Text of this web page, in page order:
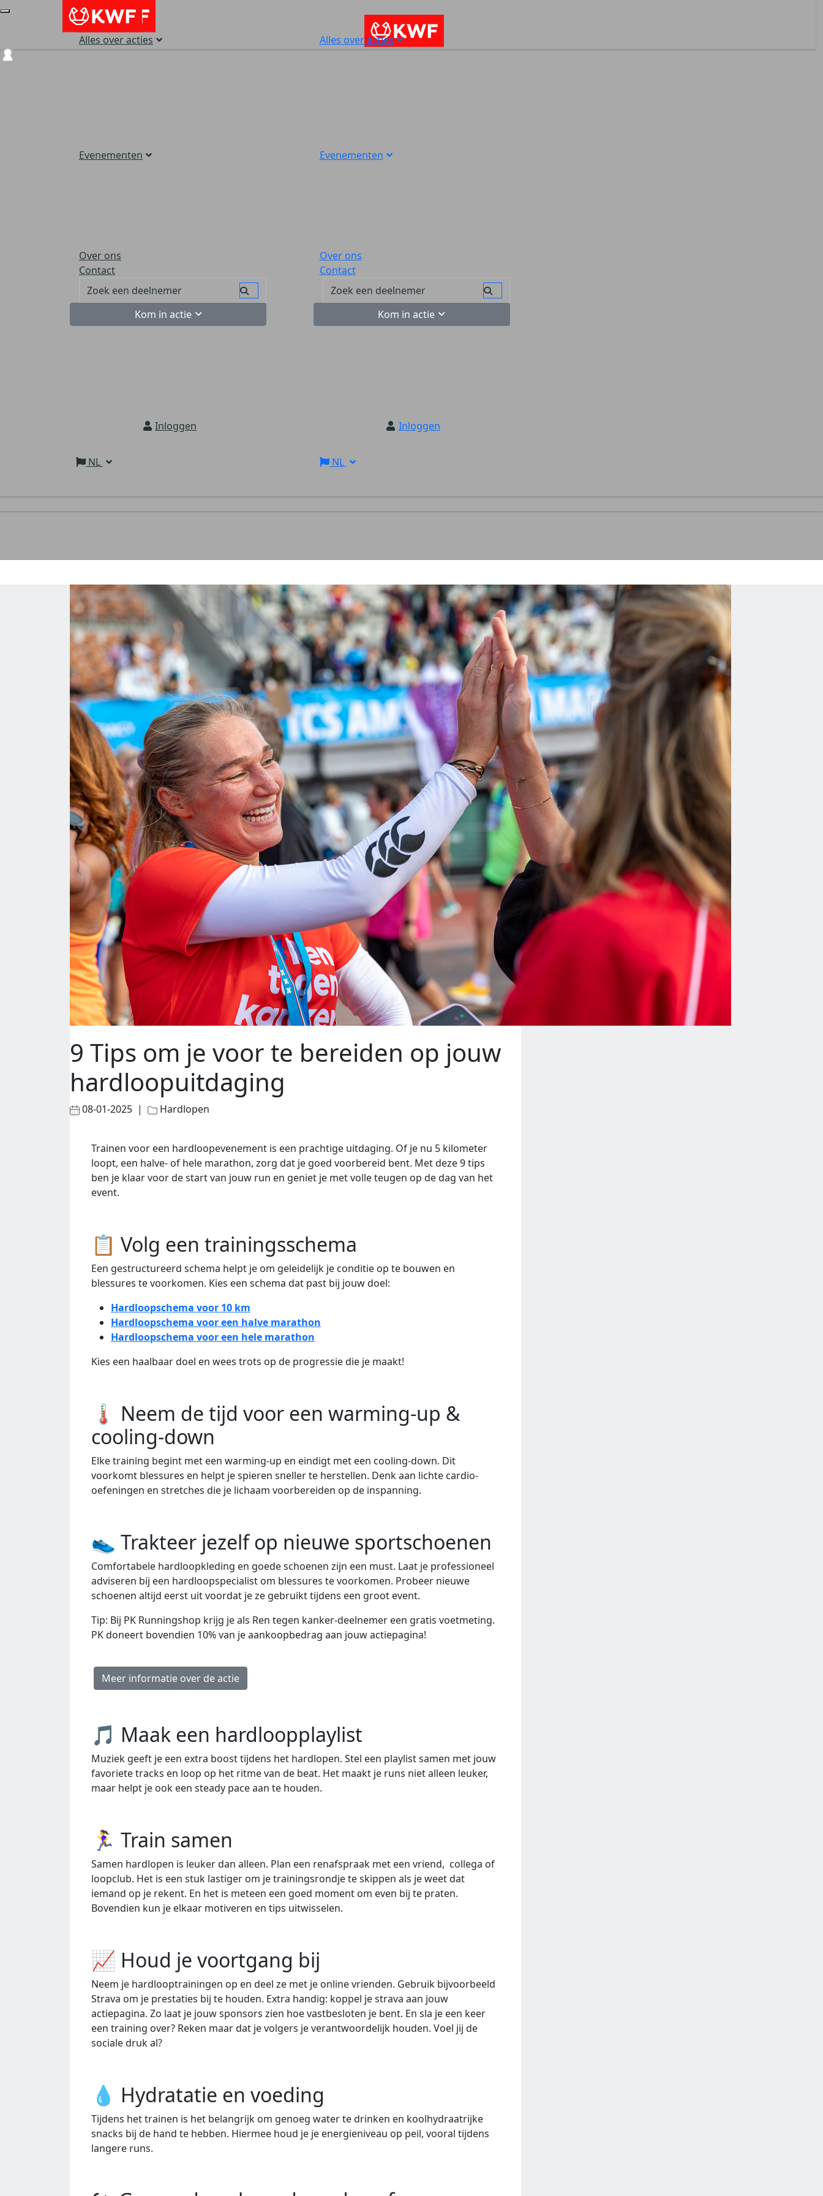
Alles over acties
Evenementen
Over ons
Contact
Kom in actie
Inloggen
NL
Alles over acties
Evenementen
Over ons
Contact
Kom in actie
Inloggen
NL
9 Tips om je voor te bereiden op jouw
hardloopuitdaging
08-01-2025 | Hardlopen
Trainen voor een hardloopevenement is een prachtige uitdaging. Of je nu 5 kilometer
loopt, een halve- of hele marathon, zorg dat je goed voorbereid bent. Met deze 9 tips
ben je klaar voor de start van jouw run en geniet je met volle teugen op de dag van het
event.
📋 Volg een trainingsschema
Een gestructureerd schema helpt je om geleidelijk je conditie op te bouwen en
blessures te voorkomen. Kies een schema dat past bij jouw doel:
Hardloopschema voor 10 km
Hardloopschema voor een halve marathon
Hardloopschema voor een hele marathon
Kies een haalbaar doel en wees trots op de progressie die je maakt!
🌡️ Neem de tijd voor een warming-up &
cooling-down
Elke training begint met een warming-up en eindigt met een cooling-down. Dit
voorkomt blessures en helpt je spieren sneller te herstellen. Denk aan lichte cardio-
oefeningen en stretches die je lichaam voorbereiden op de inspanning.
👟 Trakteer jezelf op nieuwe sportschoenen
Comfortabele hardloopkleding en goede schoenen zijn een must. Laat je professioneel
adviseren bij een hardloopspecialist om blessures te voorkomen. Probeer nieuwe
schoenen altijd eerst uit voordat je ze gebruikt tijdens een groot event.
Tip: Bij PK Runningshop krijg je als Ren tegen kanker-deelnemer een gratis voetmeting.
PK doneert bovendien 10% van je aankoopbedrag aan jouw actiepagina!
Meer informatie over de actie
🎵 Maak een hardloopplaylist
Muziek geeft je een extra boost tijdens het hardlopen. Stel een playlist samen met jouw
favoriete tracks en loop op het ritme van de beat. Het maakt je runs niet alleen leuker,
maar helpt je ook een steady pace aan te houden.
🏃‍♀️ Train samen
Samen hardlopen is leuker dan alleen. Plan een renafspraak met een vriend, collega of
loopclub. Het is een stuk lastiger om je trainingsrondje te skippen als je weet dat
iemand op je rekent. En het is meteen een goed moment om even bij te praten.
Bovendien kun je elkaar motiveren en tips uitwisselen.
📈 Houd je voortgang bij
Neem je hardlooptrainingen op en deel ze met je online vrienden. Gebruik bijvoorbeeld
Strava om je prestaties bij te houden. Extra handig: koppel je strava aan jouw
actiepagina. Zo laat je jouw sponsors zien hoe vastbesloten je bent. En sla je een keer
een training over? Reken maar dat je volgers je verantwoordelijk houden. Voel jij de
sociale druk al?
💧 Hydratatie en voeding
Tijdens het trainen is het belangrijk om genoeg water te drinken en koolhydraatrijke
snacks bij de hand te hebben. Hiermee houd je je energieniveau op peil, vooral tijdens
langere runs.